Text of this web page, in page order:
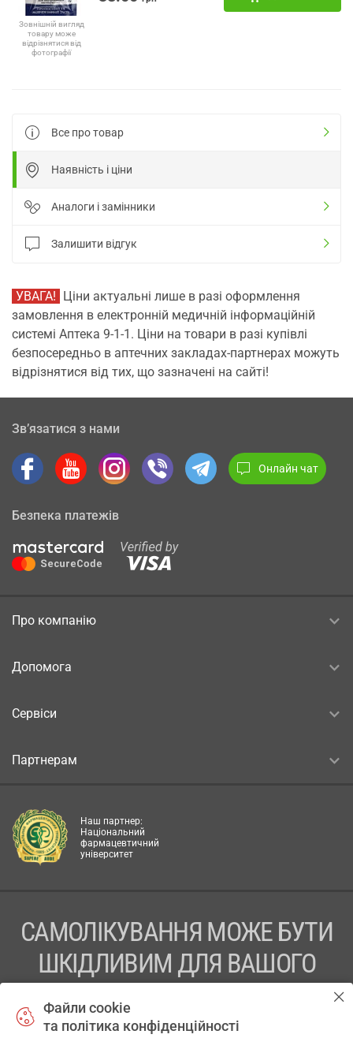
Зовнішній вигляд
товару може
відрізнятися від
фотографії
Все про товар
Наявність і ціни
Аналоги і замінники
Залишити відгук
УВАГА! Ціни актуальні лише в разі оформлення
замовлення в електронній медичній інформаційній
системі Аптека 9-1-1. Ціни на товари в разі купівлі
безпосередньо в аптечних закладах-партнерах можуть
відрізнятися від тих, що зазначені на сайті!
Зв’язатися з нами
Онлайн чат
Безпека платежів
Про компанію
Допомога
Сервіси
Партнерам
Наш партнер:
Національний
фармацевтичний
університет
САМОЛІКУВАННЯ МОЖЕ БУТИ
ШКІДЛИВИМ ДЛЯ ВАШОГО
ПЕРЕД ЗАСТОСУВАННЯМ ПРЕПАРАТУ ПРОКОНСУЛЬТУЙТЕСЬ
Файли cookie
та політика конфіденційності